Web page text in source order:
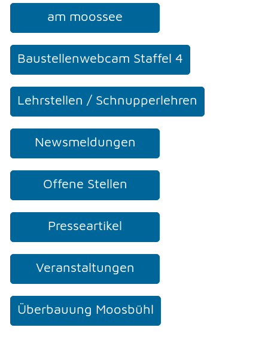
KONTAKT
DRUCKEN
am moossee
Baustellenwebcam Staffel 4
Lehrstellen / Schnupperlehren
Newsmeldungen
Offene Stellen
Presseartikel
Veranstaltungen
Überbauung Moosbühl